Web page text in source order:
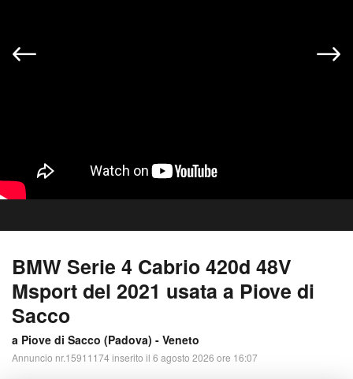
BMW Serie 4 Cabrio 420d 48V
Msport del 2021 usata a Piove di
Sacco
a Piove di Sacco (Padova) - Veneto
Annuncio nr.15911174 inserito il 6 agosto 2026 ore 16:07